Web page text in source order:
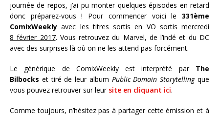
journée de repos, j’ai pu monter quelques épisodes en retard
donc préparez-vous ! Pour commencer voici le 331ème
ComixWeekly avec les titres sortis en VO sortis mercredi
8 février 2017. Vous retrouvez du Marvel, de l’indé et du DC
avec des surprises là où on ne les attend pas forcément.
Le générique de ComixWeekly est interprété par The
Bilbocks et tiré de leur album Public Domain Storytellingque
vous pouvez retrouver sur leursite en cliquant ici.
Comme toujours, n’hésitez pas à partager cette émission et à